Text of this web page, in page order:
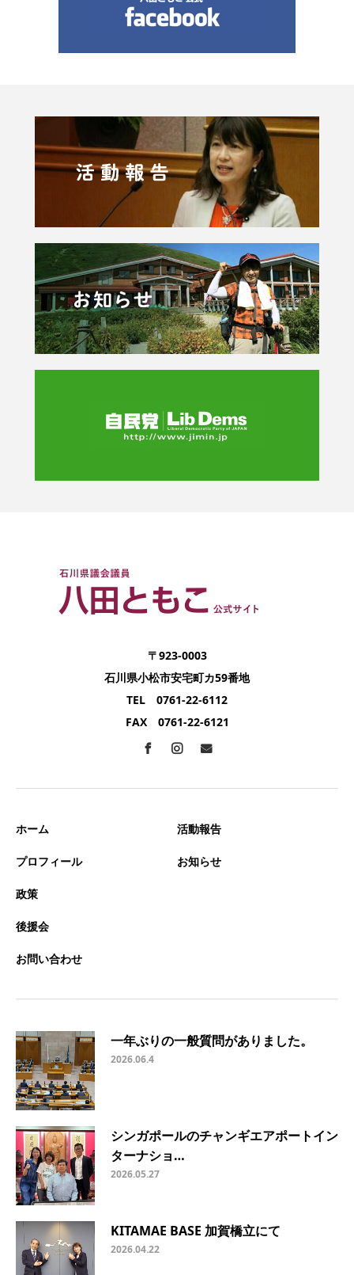
〒923-0003
石川県小松市安宅町カ59番地
TEL 0761-22-6112
FAX 0761-22-6121
ホーム
プロフィール
政策
後援会
お問い合わせ
活動報告
お知らせ
一年ぶりの一般質問がありました。
2026.06.4
シンガポールのチャンギエアポートイン
ターナショ…
2026.05.27
KITAMAE BASE 加賀橋立にて
2026.04.22